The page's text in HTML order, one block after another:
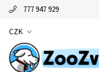
777 947 929
CZK